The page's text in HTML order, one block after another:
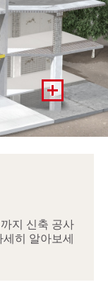
지 신축 공사
히 알아보세